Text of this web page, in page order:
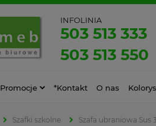
INFOLINIA
503 513 333
503 513 550
Promocje *Kontakt O nas
Szafki szkolne Szafa ubraniowa Sus